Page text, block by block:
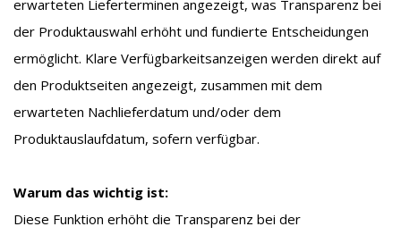
erwarteten Lieferterminen angezeigt, was Transparenz bei
der Produktauswahl erhöht und fundierte Entscheidungen
ermöglicht. Klare Verfügbarkeitsanzeigen werden direkt auf
den Produktseiten angezeigt, zusammen mit dem
erwarteten Nachlieferdatum und/oder dem
Produktauslaufdatum, sofern verfügbar.
Warum das wichtig ist:
Diese Funktion erhöht die Transparenz bei der